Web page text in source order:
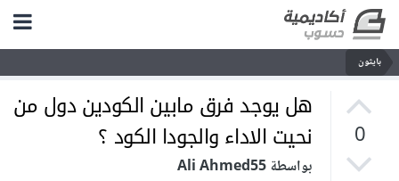
بايثون
0
هل يوجد فرق مابين الكودين دول من
نحيت الاداء والجودا الكود ؟
بواسطة Ali Ahmed55